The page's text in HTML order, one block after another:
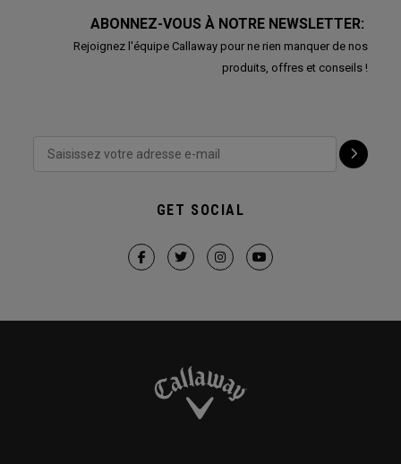
ABONNEZ-VOUS À NOTRE NEWSLETTER:
Rejoignez l'équipe Callaway pour ne rien manquer de nos
produits, offres et conseils !
GET SOCIAL